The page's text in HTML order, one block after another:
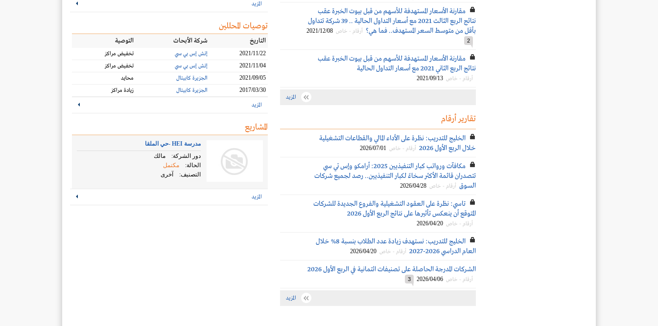
مقارنة الأسعار المستهدفة للأسهم من قبل بيوت الخبرة عقب
نتائج الربع الثالث 2021 مع أسعار التداول الحالية .. 39 شركة تتداول
بأقل من متوسط السعر المستهدف.. فما هي؟ أرقام - خاص 2021/12/08
2
مقارنة الأسعار المستهدفة للأسهم من قبل بيوت الخبرة عقب
نتائج الربع الثاني 2021 مع أسعار التداول الحالية
أرقام - خاص 2021/09/13
المزيد
تقارير أرقام
الخليج للتدريب: نظرة على الأداء المالي والقطاعات التشغيلية
خلال الربع الأول 2026
أرقام - خاص 2026/07/01
مكافآت ورواتب كبار التنفيذيين 2025: أرامكو وإس تي سي
تتصدران قائمة الأكثر سخاءً لكبار التنفيذيين.. رصد لجميع شركات
السوق أرقام - خاص 2026/04/28
تاسي: نظرة على العقود التشغيلية والفروع الجديدة للشركات
المتوقع أن ينعكس تأثيرها على نتائج الربع الأول 2026
أرقام - خاص 2026/04/20
الخليج للتدريب: نستهدف زيادة عدد الطلاب بنسبة 8% خلال
العام الدراسي 2026-2027
أرقام - خاص 2026/04/20
الشركات المدرجة الحاصلة على تصنيفات ائتمانية في الربع الأول 2026
أرقام - خاص 2026/04/06
3
المزيد
المزيد
توصيات المحللين
التاريخ شركة الأبحاث التوصية
2021/11/22 إتش إس بي سي
تخفيض مراكز
2021/11/04
إتش إس بي سي
تخفيض مراكز
2021/09/05
الجزيرة كابيتال
محايد
2017/03/30
الجزيرة كابيتال زيادة مراكز
المزيد
المشاريع
مدرسة HEI -حي الملقا
دور الشركة:
مالك
الحالة:
مكتمل
التصنيف:
آخرى
المزيد